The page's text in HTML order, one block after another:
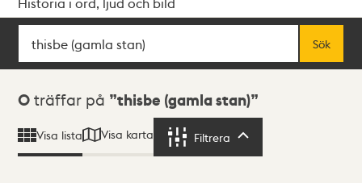
Sök
Sök
Sökresultat
0 träffar på thisbe (gamla stan)
Visa lista Visa karta Filtrera